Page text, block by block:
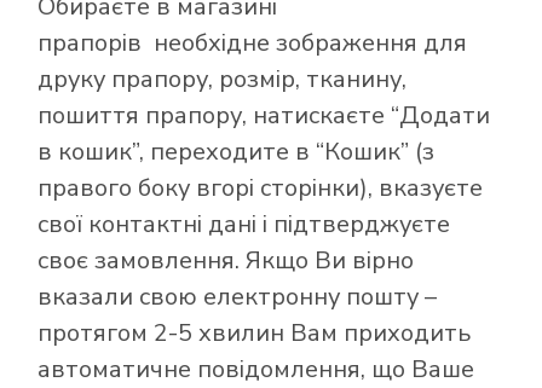
Обираєте в магазині
прапорів необхідне зображення для
друку прапору, розмір, тканину,
пошиття прапору, натискаєте “Додати
в кошик”, переходите в “Кошик” (з
правого боку вгорі сторінки), вказуєте
свої контактні дані і підтверджуєте
своє замовлення. Якщо Ви вірно
вказали свою електронну пошту –
протягом 2-5 хвилин Вам приходить
автоматичне повідомлення, що Ваше